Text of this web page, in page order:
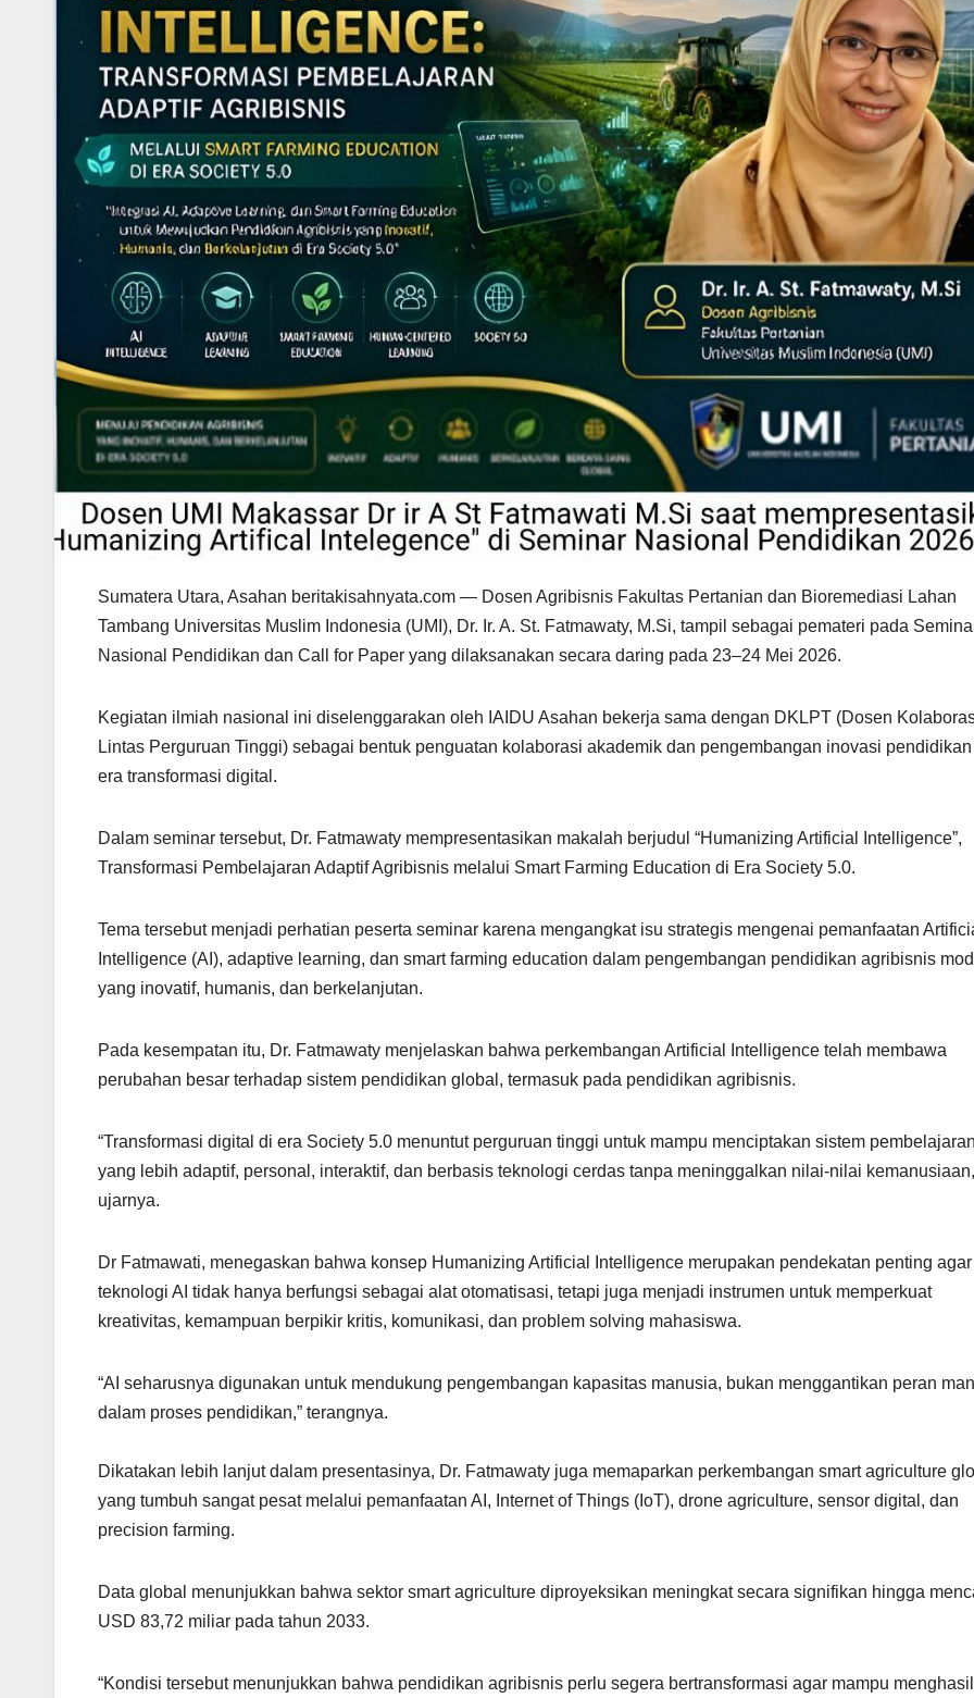
Sumatera Utara, Asahan beritakisahnyata.com — Dosen Agribisnis Fakultas Pertanian dan Bioremediasi Lahan
Tambang Universitas Muslim Indonesia (UMI), Dr. Ir. A. St. Fatmawaty, M.Si, tampil sebagai pemateri pada
Nasional Pendidikan dan Call for Paper yang dilaksanakan secara daring pada 23–24 Mei 2026.
Kegiatan ilmiah nasional ini diselenggarakan oleh IAIDU Asahan bekerja sama dengan DKLPT (Dosen
Lintas Perguruan Tinggi) sebagai bentuk penguatan kolaborasi akademik dan pengembangan inovasi pendidikan
era transformasi digital.
Dalam seminar tersebut, Dr. Fatmawaty mempresentasikan makalah berjudul “Humanizing Artificial Intelligence”,
Transformasi Pembelajaran Adaptif Agribisnis melalui Smart Farming Education di Era Society 5.0.
Tema tersebut menjadi perhatian peserta seminar karena mengangkat isu strategis mengenai pemanfaatan
Intelligence (AI), adaptive learning, dan smart farming education dalam pengembangan pendidikan agribisnis
yang inovatif, humanis, dan berkelanjutan.
Pada kesempatan itu, Dr. Fatmawaty menjelaskan bahwa perkembangan Artificial Intelligence telah membawa
perubahan besar terhadap sistem pendidikan global, termasuk pada pendidikan agribisnis.
“Transformasi digital di era Society 5.0 menuntut perguruan tinggi untuk mampu menciptakan sistem pembelajaran
yang lebih adaptif, personal, interaktif, dan berbasis teknologi cerdas tanpa meninggalkan nilai-nilai
ujarnya.
Dr Fatmawati, menegaskan bahwa konsep Humanizing Artificial Intelligence merupakan pendekatan penting agar
teknologi AI tidak hanya berfungsi sebagai alat otomatisasi, tetapi juga menjadi instrumen untuk memperkuat
kreativitas, kemampuan berpikir kritis, komunikasi, dan problem solving mahasiswa.
“AI seharusnya digunakan untuk mendukung pengembangan kapasitas manusia, bukan menggantikan peran
dalam proses pendidikan,” terangnya.
Dikatakan lebih lanjut dalam presentasinya, Dr. Fatmawaty juga memaparkan perkembangan smart agriculture
yang tumbuh sangat pesat melalui pemanfaatan AI, Internet of Things (IoT), drone agriculture, sensor digital, dan
precision farming.
Data global menunjukkan bahwa sektor smart agriculture diproyeksikan meningkat secara signifikan hingga
USD 83,72 miliar pada tahun 2033.
“Kondisi tersebut menunjukkan bahwa pendidikan agribisnis perlu segera bertransformasi agar mampu